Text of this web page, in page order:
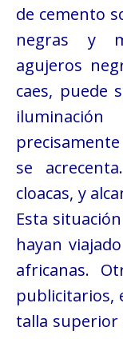
de cemento
negras y
agujeros
caes, puede
se
cloacas, y
Esta
hayan
africanas.
publicitarios,
talla superior